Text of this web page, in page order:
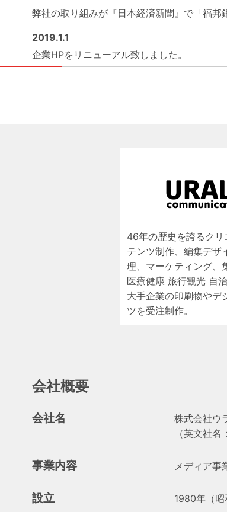
弊社の取り組みが『日本経済新聞』で「福
2019.1.1
企業HPをリニューアル致しました。
46年の歴史を誇るクリ
テンツ制作、編集デザ
理、マーケティング、
医療健康 旅行観光 自
大手企業の印刷物やデ
ツを受注制作。
会社概要
会社名
株式会社ウ
（英文社
事業内容 メディア事
設立 1980年（